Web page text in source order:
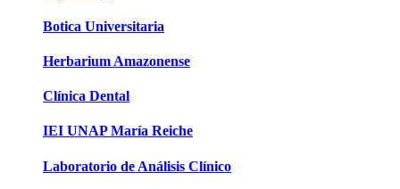
Botica Universitaria
Herbarium Amazonense
Clínica Dental
IEI UNAP María Reiche
Laboratorio de Análisis Clínico